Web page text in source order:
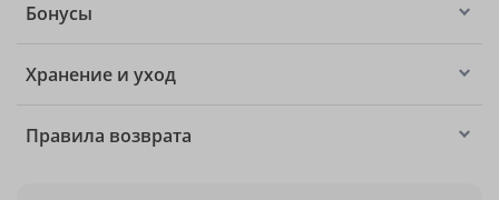
Бонусы
Хранение и уход
Правила возврата